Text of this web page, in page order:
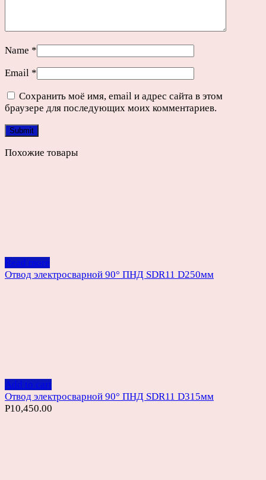
Name *
Email *
Сохранить моё имя, email и адрес сайта в этом
браузере для последующих моих комментариев.
Похожие товары
Read more
Отвод электросварной 90° ПНД SDR11 D250мм
Add to cart
Отвод электросварной 90° ПНД SDR11 D315мм
Р10,450.00